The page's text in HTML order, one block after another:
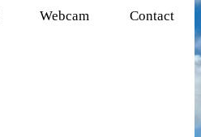
Webcam Contact